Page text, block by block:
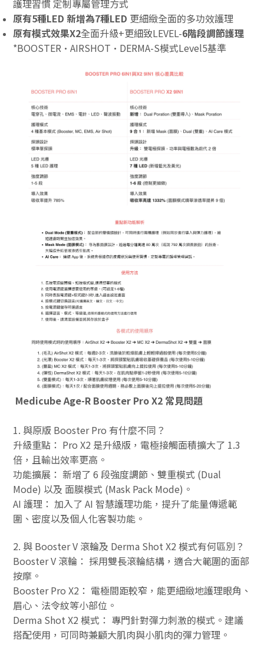
護理習慣 定制專屬管理方式
原有5種LED 新增為7種LED 更細緻全面的多功效護理
原有模式效果X2全面升級+更細致LEVEL-6階段調節護理
*BOOSTER·AIRSHOT·DERMA-S模式Level5基準
Medicube Age-R Booster Pro X2 常見問題
1. 與原版 Booster Pro 有什麼不同？
升級重點： Pro X2 是升級版，電極接觸面積擴大了 1.3
倍，且輸出效率更高。
功能擴展： 新增了 6 段強度調節、雙重模式 (Dual
Mode) 以及 面膜模式 (Mask Pack Mode)。
AI 護理： 加入了 AI 智慧護理功能，提升了能量傳遞範
圍、密度以及個人化客製功能。
2. 與 Booster V 滾輪及 Derma Shot X2 模式有何區別？
Booster V 滾輪： 採用雙長滾輪結構，適合大範圍的面部
按摩。
Booster Pro X2： 電極間距較窄，能更細緻地護理眼角、
眉心、法令紋等小部位。
Derma Shot X2 模式： 專門針對彈力刺激的模式。建議
搭配使用，可同時兼顧大肌肉與小肌肉的彈力管理。